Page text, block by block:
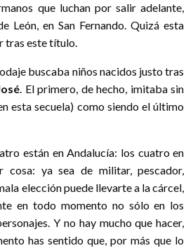
que luchan por salir adelante,
León, en San Fernando. Quizá esta
tras este título.
buscaba niños nacidos justo tras
. El primero, de hecho, imitaba sin
esta secuela) como siendo el último
están en Andalucía: los cuatro en
cosa: ya sea de militar, pescador,
elección puede llevarte a la cárcel,
en todo momento no sólo en los
Y no hay mucho que hacer,
has sentido que, por más que lo